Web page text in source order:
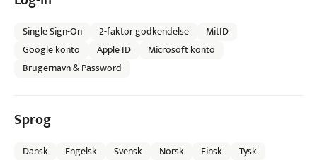
Single Sign-On 2-faktor godkendelse
MitID
Google konto
Apple ID
Microsoft konto
Brugernavn & Password
Sprog
Dansk Engelsk Svensk Norsk Finsk
Tysk